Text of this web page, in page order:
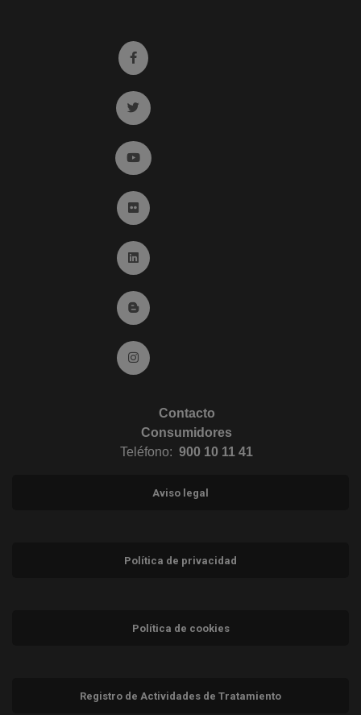
Ir a facebook (abre en ventana nueva)
Ir a twitter (abre en ventana nueva)
Ir a YouTube (abre en ventana nueva)
Ir a Flickr (abre en ventana nueva)
Ir a Linkedin (abre en ventana nueva)
Ir al Blog (abre en ventana nueva)
Ir a Instagram (abre en ventana nueva)
Contacto
Consumidores
Teléfono: 900 10 11 41
Aviso legal
Política de privacidad
Política de cookies
Registro de Actividades de Tratamiento